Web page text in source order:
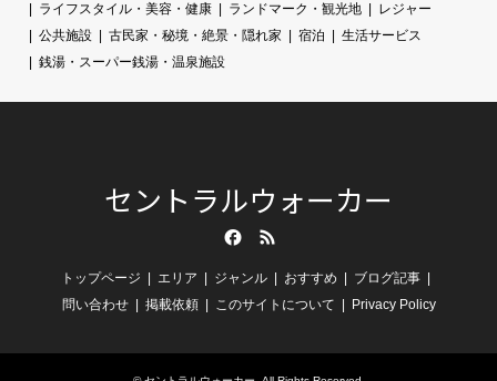
ライフスタイル・美容・健康
ランドマーク・観光地
レジャー
公共施設
古民家・秘境・絶景・隠れ家 宿泊
生活サービス
銭湯・スーパー銭湯・温泉施設
セントラルウォーカー
トップページ エリア ジャンル おすすめ
ブログ記事
問い合わせ
掲載依頼 このサイトについて Privacy Policy